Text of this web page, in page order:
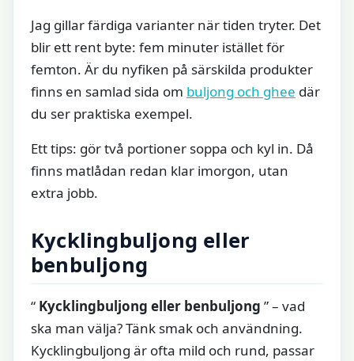
Jag gillar färdiga varianter när tiden tryter. Det
blir ett rent byte: fem minuter istället för
femton. Är du nyfiken på särskilda produkter
finns en samlad sida om buljong och ghee där
du ser praktiska exempel.
Ett tips: gör två portioner soppa och kyl in. Då
finns matlådan redan klar imorgon, utan
extra jobb.
Kycklingbuljong eller
benbuljong
“ Kycklingbuljong eller benbuljong ” – vad
ska man välja? Tänk smak och användning.
Kycklingbuljong är ofta mild och rund, passar